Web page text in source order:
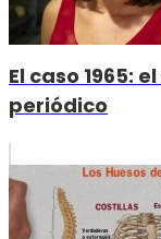
El caso 1965:
periódico